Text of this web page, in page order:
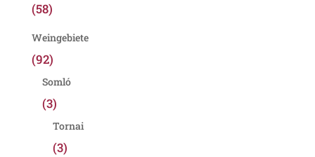
(58)
Weingebiete
(92)
Somló
(3)
Tornai
(3)